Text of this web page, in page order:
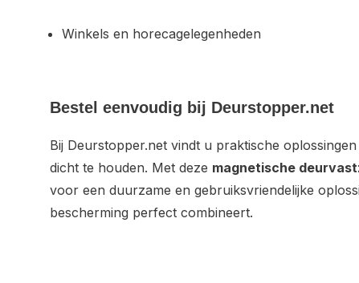
Winkels en horecagelegenheden
Bestel eenvoudig bij Deurstopper.net
Bij Deurstopper.net vindt u praktische
dicht te houden. Met deze magnetische
voor een duurzame en gebruiksvriendelijke
bescherming perfect combineert.